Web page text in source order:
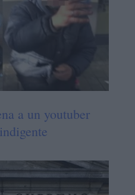
a un youtuber